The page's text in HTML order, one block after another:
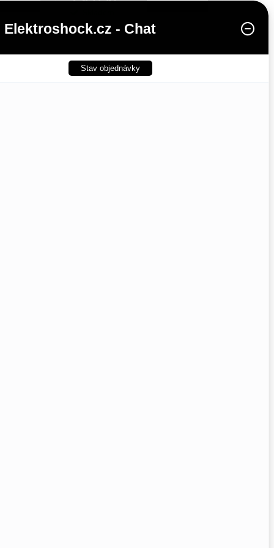
Elektroshock.cz - Chat
Stav objednávky